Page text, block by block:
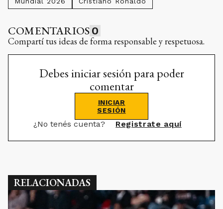
COMENTARIOS 0
Compartí tus ideas de forma responsable y respetuosa.
Debes iniciar sesión para poder
comentar
INICIAR
SESIÓN
¿No tenés cuenta? Registrate aquí
RELACIONADAS